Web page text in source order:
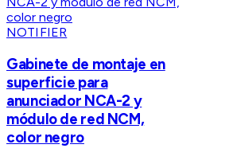
NOTIFIER
Gabinete de montaje en
superficie para
anunciador NCA-2 y
módulo de red NCM,
color negro